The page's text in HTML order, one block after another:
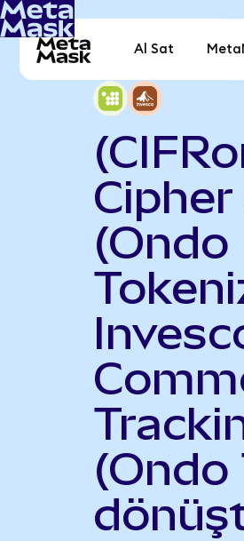
Al Sat
(Ondo
(Ondo